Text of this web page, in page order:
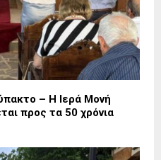
– Η Ιερά Μονή
προς τα 50 χρόνια